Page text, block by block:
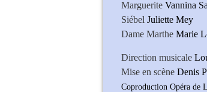
Marguerite Vannina
Siébel Juliette Mey
Dame Marthe Marie
Direction musicale
Mise en scène Denis
Coproduction Opéra de